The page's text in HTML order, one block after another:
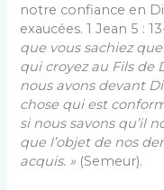
notre confiance en
exaucées. 1 Jean 5 :
que vous sachiez
qui croyez au Fils de
nous avons devant
chose qui est
si nous savons qu’il
que l’objet de nos
acquis. » (Semeur).